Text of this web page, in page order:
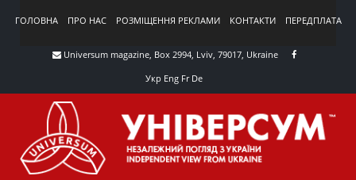
ГОЛОВНА ПРО НАС РОЗМІЩЕННЯ РЕКЛАМИ КОНТАКТИ ПЕРЕДПЛАТА
Universum magazine, Box 2994, Lviv, 79017, Ukraine
Укр Eng Fr De